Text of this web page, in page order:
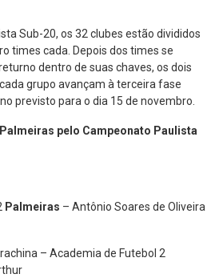
Sub-20, os 32 clubes estão divididos
times cada. Depois dos times se
dentro de suas chaves, os dois
grupo avançam à terceira fase
previsto para o dia 15 de novembro.
pelo Campeonato Paulista
Palmeiras – Antônio Soares de Oliveira
– Academia de Futebol 2